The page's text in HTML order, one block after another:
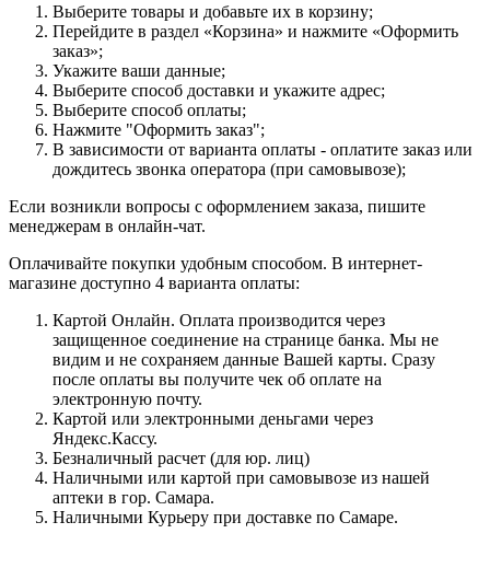
Выберите товары и добавьте их в корзину;
Перейдите в раздел «Корзина» и нажмите «Оформить
заказ»;
Укажите ваши данные;
Выберите способ доставки и укажите адрес;
Выберите способ оплаты;
Нажмите "Оформить заказ";
В зависимости от варианта оплаты - оплатите заказ или
дождитесь звонка оператора (при самовывозе);
Если возникли вопросы с оформлением заказа, пишите
менеджерам в онлайн-чат.
Оплачивайте покупки удобным способом. В интернет-
магазине доступно 4 варианта оплаты:
Картой Онлайн. Оплата производится через
защищенное соединение на странице банка. Мы не
видим и не сохраняем данные Вашей карты. Сразу
после оплаты вы получите чек об оплате на
электронную почту.
Картой или электронными деньгами через
Яндекс.Кассу.
Безналичный расчет (для юр. лиц)
Наличными или картой при самовывозе из нашей
аптеки в гор. Самара.
Наличными Курьеру при доставке по Самаре.